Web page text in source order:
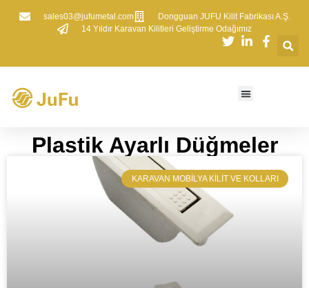
sales03@jufumetal.com
​Dongguan JUFU Kilit Fabrikası A.Ş.
​14 Yıldır Karavan Kilitleri Geliştirme Odağımız
​​Plastik Ayarlı Düğmeler​​
​KARAVAN MOBILYA KILIT VE KOLLARI